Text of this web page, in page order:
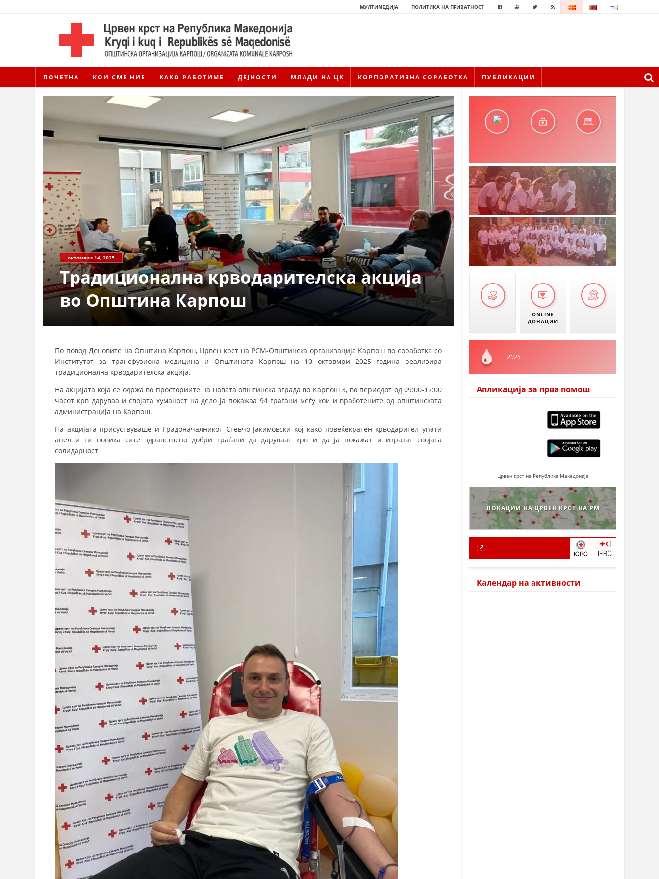
МУЛТИМЕДИЈА ПОЛИТИКА НА ПРИВАТНОСТ
ПОЧЕТНА КОИ СМЕ НИЕ КАКО РАБОТИМЕ ДЕЈНОСТИ МЛАДИ НА ЦК КОРПОРАТИВНА СОРАБОТКА ПУБЛИКАЦИИ
ДЕЈСТВУВАЊЕ
БРОШУРИ
октомври 14, 2025
Традиционална крводарителска акција
во Општина Карпош
По повод Деновите на Општина Карпош, Црвен крст на РСМ-Општинска организација Карпош во соработка со
Институтот за трансфузиона медицина и Општината Карпош на 10 октовмри 2025 година реализира
традиционална крводарителска акција.
На акцијата која се одржа во просториите на новата општинска зграда во Карпош 3, во периодот од 09:00-17:00
часот крв даруваа и својата хуманост на дело ја покажаа 94 граѓани меѓу кои и вработените од општинската
администрација на Карпош.
На акцијата присуствуваше и Градоначалникот Стевчо Јакимовски кој како повеќекратен крводарител упати
апел и ги повика сите здравствено добри граѓани да даруваат крв и да ја покажат и изразат својата
солидарност .
ONLINE
ДОНАЦИИ
2026
Апликација за прва помош
Црвен крст на Република Македонија
ЛОКАЦИИ НА ЦРВЕН КРСТ НА РМ
Календар на активности